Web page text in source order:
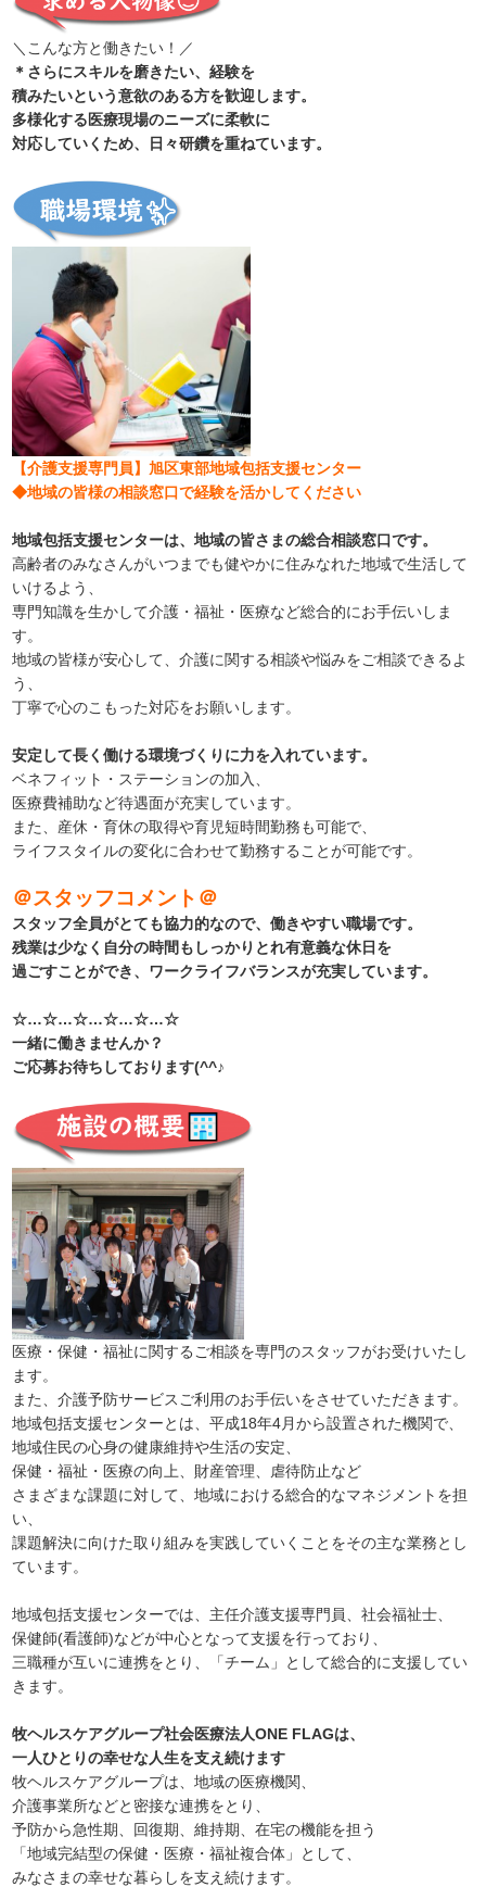
＼こんな方と働きたい！／
＊さらにスキルを磨きたい、経験を
積みたいという意欲のある方を歓迎します。
多様化する医療現場のニーズに柔軟に
対応していくため、日々研鑽を重ねています。
【介護支援専門員】旭区東部地域包括支援センター
◆地域の皆様の相談窓口で経験を活かしてください
地域包括支援センターは、地域の皆さまの総合相談窓口です。
高齢者のみなさんがいつまでも健やかに住みなれた地域で生活して
いけるよう、
専門知識を生かして介護・福祉・医療など総合的にお手伝いしま
す。
地域の皆様が安心して、介護に関する相談や悩みをご相談できるよ
う、
丁寧で心のこもった対応をお願いします。
安定して長く働ける環境づくりに力を入れています。
ベネフィット・ステーションの加入、
医療費補助など待遇面が充実しています。
また、産休・育休の取得や育児短時間勤務も可能で、
ライフスタイルの変化に合わせて勤務することが可能です。
＠スタッフコメント＠
スタッフ全員がとても協力的なので、働きやすい職場です。
残業は少なく自分の時間もしっかりとれ有意義な休日を
過ごすことができ、ワークライフバランスが充実しています。
☆…☆…☆…☆…☆…☆
一緒に働きませんか？
ご応募お待ちしております(^^♪
医療・保健・福祉に関するご相談を専門のスタッフがお受けいたし
ます。
また、介護予防サービスご利用のお手伝いをさせていただきます。
地域包括支援センターとは、平成18年4月から設置された機関で、
地域住民の心身の健康維持や生活の安定、
保健・福祉・医療の向上、財産管理、虐待防止など
さまざまな課題に対して、地域における総合的なマネジメントを担
い、
課題解決に向けた取り組みを実践していくことをその主な業務とし
ています。
地域包括支援センターでは、主任介護支援専門員、社会福祉士、
保健師(看護師)などが中心となって支援を行っており、
三職種が互いに連携をとり、「チーム」として総合的に支援してい
きます。
牧ヘルスケアグループ社会医療法人ONE FLAGは、
一人ひとりの幸せな人生を支え続けます
牧ヘルスケアグループは、地域の医療機関、
介護事業所などと密接な連携をとり、
予防から急性期、回復期、維持期、在宅の機能を担う
「地域完結型の保健・医療・福祉複合体」として、
みなさまの幸せな暮らしを支え続けます。